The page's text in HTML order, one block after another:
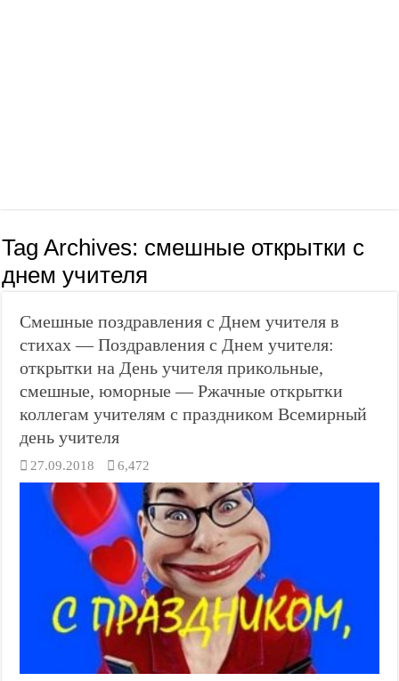
Tag Archives: смешные открытки с
днем учителя
Смешные поздравления с Днем учителя в
стихах — Поздравления с Днем учителя:
открытки на День учителя прикольные,
смешные, юморные — Ржачные открытки
коллегам учителям с праздником Всемирный
день учителя
27.09.2018 6,472